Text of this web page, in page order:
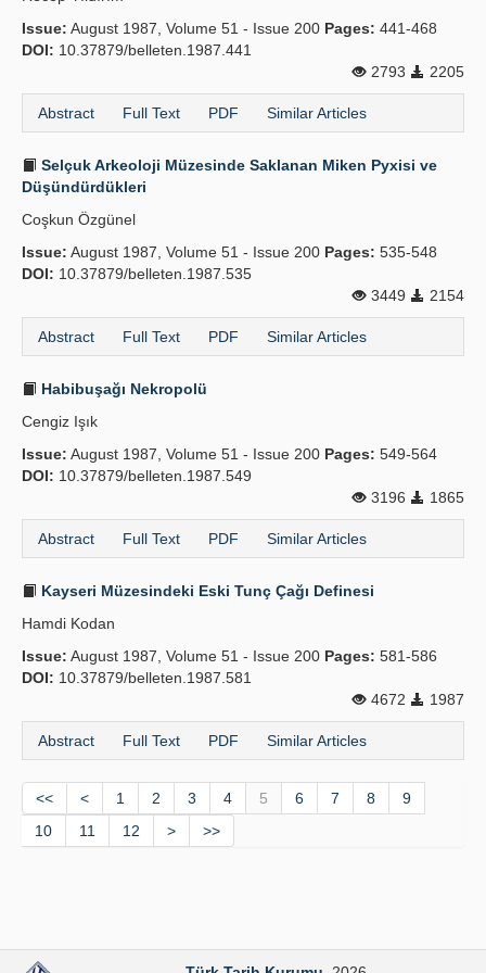
Issue: August 1987, Volume 51 - Issue 200 Pages: 441-468
DOI: 10.37879/belleten.1987.441
2793
2205
Abstract Full Text PDF Similar Articles
Selçuk Arkeoloji Müzesinde Saklanan Miken Pyxisi ve
Düşündürdükleri
Coşkun Özgünel
Issue: August 1987, Volume 51 - Issue 200 Pages: 535-548
DOI: 10.37879/belleten.1987.535
3449
2154
Abstract Full Text PDF Similar Articles
Habibuşağı Nekropolü
Cengiz Işık
Issue: August 1987, Volume 51 - Issue 200 Pages: 549-564
DOI: 10.37879/belleten.1987.549
3196
1865
Abstract Full Text PDF Similar Articles
Kayseri Müzesindeki Eski Tunç Çağı Definesi
Hamdi Kodan
Issue: August 1987, Volume 51 - Issue 200 Pages: 581-586
DOI: 10.37879/belleten.1987.581
4672
1987
Abstract Full Text PDF Similar Articles
<< < 1 2 3 4 5 6 7 8
9
10
11 12 > >>